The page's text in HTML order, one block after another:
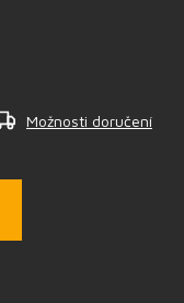
Možnosti doručení